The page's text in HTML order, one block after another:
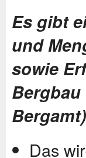
Es gibt
und
sowie
Das